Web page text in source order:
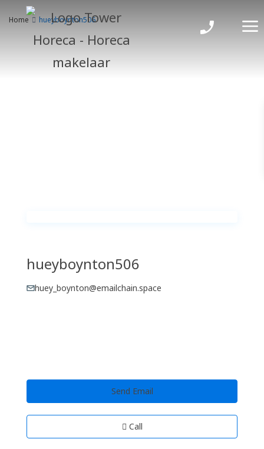
Home hueyboynton506
hueyboynton506
huey_boynton@emailchain.space
Send Email
Call